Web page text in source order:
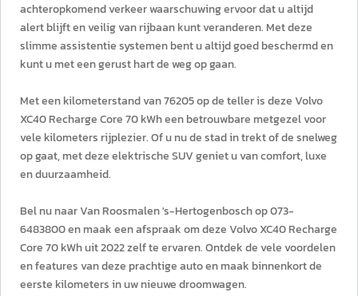
achteropkomend verkeer waarschuwing ervoor dat u altijd
alert blijft en veilig van rijbaan kunt veranderen. Met deze
slimme assistentie systemen bent u altijd goed beschermd en
kunt u met een gerust hart de weg op gaan.
Met een kilometerstand van 76205 op de teller is deze Volvo
XC40 Recharge Core 70 kWh een betrouwbare metgezel voor
vele kilometers rijplezier. Of u nu de stad in trekt of de snelweg
op gaat, met deze elektrische SUV geniet u van comfort, luxe
en duurzaamheid.
Bel nu naar Van Roosmalen 's-Hertogenbosch op 073-
6483800 en maak een afspraak om deze Volvo XC40 Recharge
Core 70 kWh uit 2022 zelf te ervaren. Ontdek de vele voordelen
en features van deze prachtige auto en maak binnenkort de
eerste kilometers in uw nieuwe droomwagen.